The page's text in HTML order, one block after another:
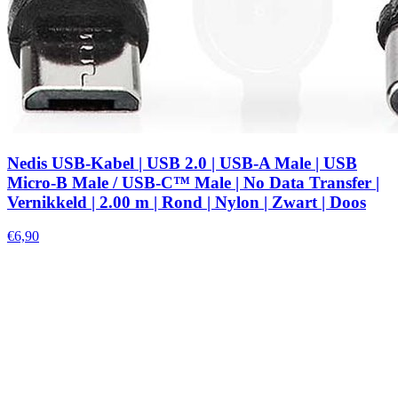
Nedis USB-Kabel | USB 2.0 | USB-A Male | USB
Micro-B Male / USB-C™ Male | No Data Transfer |
Vernikkeld | 2.00 m | Rond | Nylon | Zwart | Doos
€6,90